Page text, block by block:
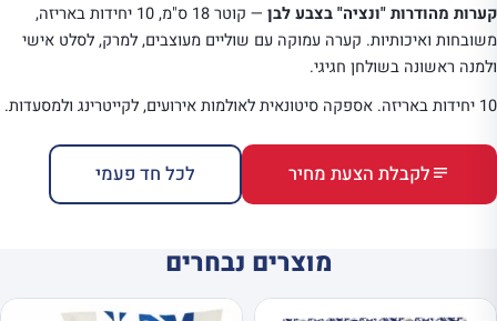
קערות מהודרות "ונציה" בצבע לבן
— קוטר 18 ס"מ, 10 יחידות באריזה,
משובחות ואיכותיות. קערה עמוקה עם שוליים מעוצבים, למרק, לסלט אישי
ולמנה ראשונה בשולחן חגיגי.
10 יחידות באריזה. אספקה סיטונאית לאולמות אירועים, לקייטרינג ולמסעדות.
לקבלת הצעת מחיר לכל חד פעמי
מוצרים נבחרים